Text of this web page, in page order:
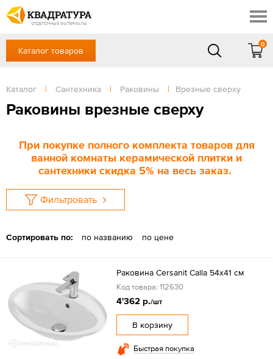
ОТДЕЛОЧНЫЕ МАТЕРИАЛЫ
Профи
Контакты
Доставка и оплата
Выставочный зал
Готовые решения
Отзывы
+7 (861) 217-94-70
Сб, Вс — выходной
ЗАКАЗАТЬ ЗВОНОК
Вход
Каталог товаров
0
Каталог | Сантехника | Раковины | Врезные сверху
Раковины врезные сверху
При покупке полного комплекта товаров для
ванной комнаты керамической плитки и
сантехники скидка 5% на весь заказ.
Фильтровать
Сортировать по: по названию по цене
Раковина Cersanit Calla 54x41 см
Код товара: 112630
4'362 р./шт
В корзину
Быстрая покупка